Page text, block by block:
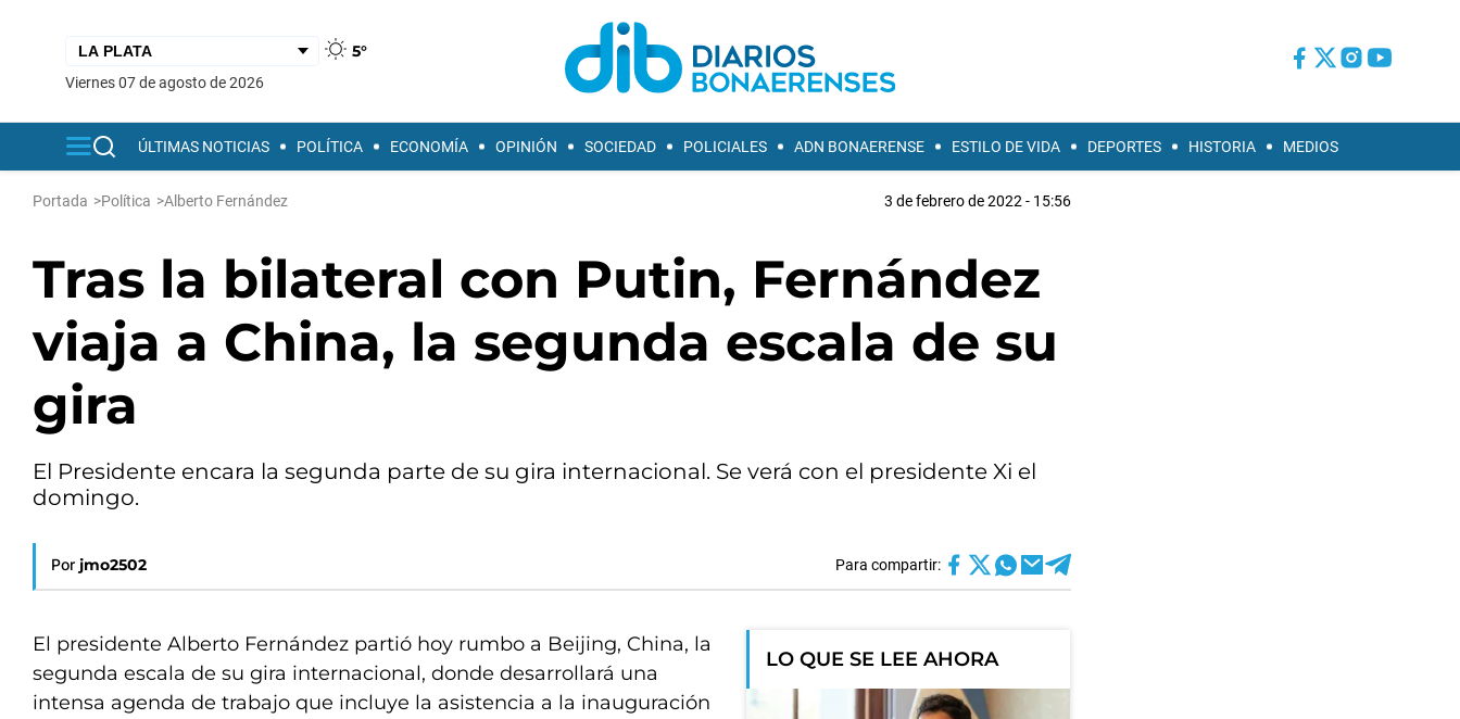
5°
viernes 07 de agosto de 2026
ÚLTIMAS NOTICIAS POLÍTICA ECONOMÍA OPINIÓN SOCIEDAD POLICIALES ADN BONAERENSE ESTILO DE VIDA DEPORTES HISTORIA MEDIOS
Portada >Política >Alberto Fernández 3 de febrero de 2022 - 15:56
Tras la bilateral con Putin, Fernández
viaja a China, la segunda escala de su
gira
El Presidente encara la segunda parte de su gira internacional. Se verá con el presidente Xi el
domingo.
Por jmo2502 Para compartir:
El presidente Alberto Fernández partió hoy rumbo a Beijing, China, la
segunda escala de su gira internacional, donde desarrollará una
intensa agenda de trabajo que incluye la asistencia a la inauguración
LO QUE SE LEE AHORA